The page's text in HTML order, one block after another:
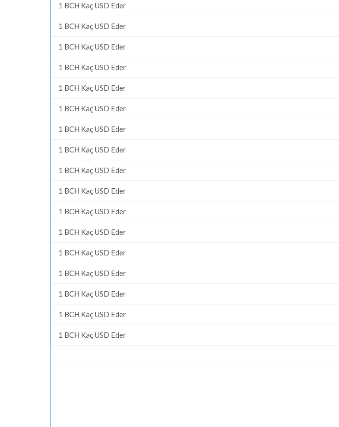
1 BCH Kaç USD Eder
1 BCH Kaç USD Eder
1 BCH Kaç USD Eder
1 BCH Kaç USD Eder
1 BCH Kaç USD Eder
1 BCH Kaç USD Eder
1 BCH Kaç USD Eder
1 BCH Kaç USD Eder
1 BCH Kaç USD Eder
1 BCH Kaç USD Eder
1 BCH Kaç USD Eder
1 BCH Kaç USD Eder
1 BCH Kaç USD Eder
1 BCH Kaç USD Eder
1 BCH Kaç USD Eder
1 BCH Kaç USD Eder
1 BCH Kaç USD Eder